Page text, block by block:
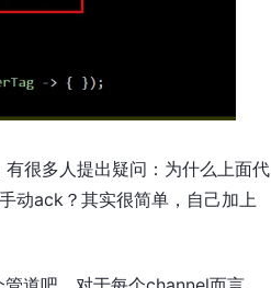
很多人提出疑问：为什么上面代
动ack？其实很简单，自己加上